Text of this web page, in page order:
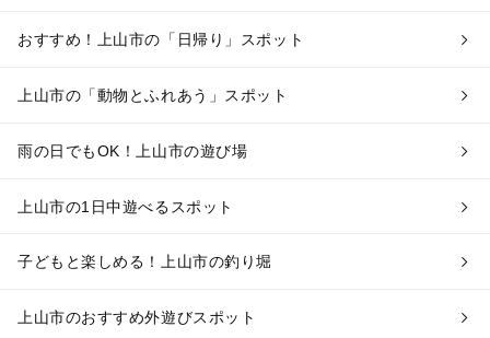
おすすめ！上山市の「日帰り」スポット
上山市の「動物とふれあう」スポット
雨の日でもOK！上山市の遊び場
上山市の1日中遊べるスポット
子どもと楽しめる！上山市の釣り堀
上山市のおすすめ外遊びスポット